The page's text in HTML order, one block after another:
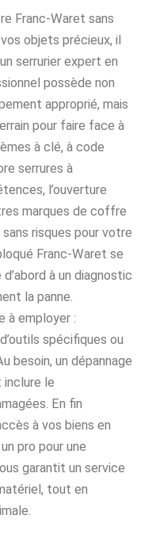
Franc-Waret sans
objets précieux, il
serrurier expert en
possède non
approprié, mais
pour faire face à
à clé, à code
serrures à
l’ouverture
marques de coffre
risques pour votre
Franc-Waret se
à un diagnostic
la panne.
à employer :
spécifiques ou
besoin, un dépannage
le
En fin
à vos biens en
pro pour une
garantit un service
tout en